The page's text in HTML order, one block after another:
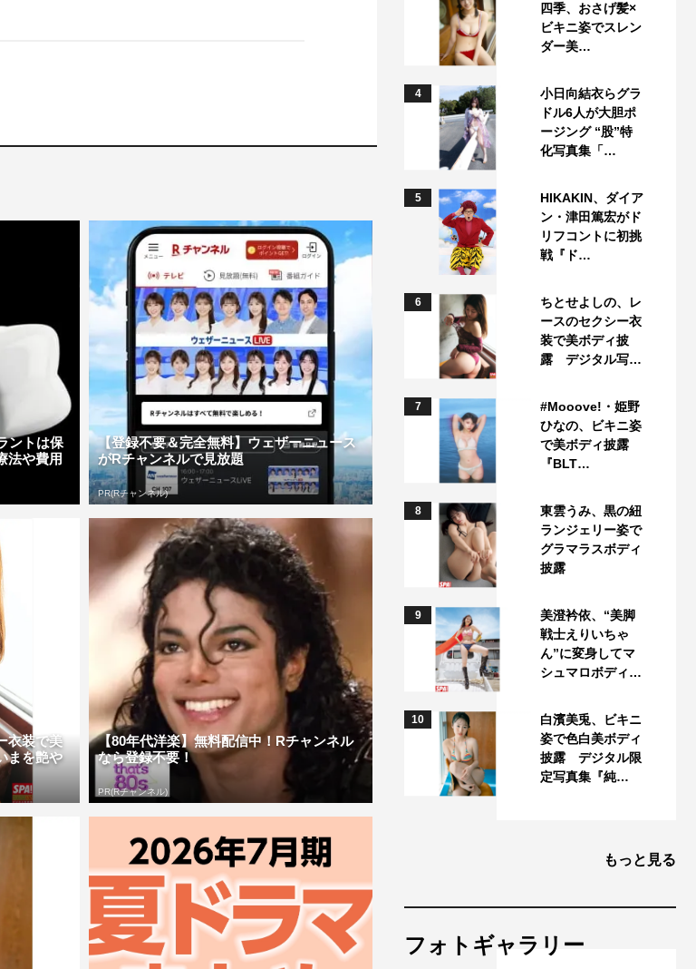
ントは保
法や費用
【登録不要＆完全無料】ウェザーニュース
がRチャンネルで見放題
PR(Rチャンネル)
衣装で美
まを艶や
【80年代洋楽】無料配信中！Rチャンネル
なら登録不要！
PR(Rチャンネル)
四季、おさげ髪×
ビキニ姿でスレン
ダー美…
4
小日向結衣らグラ
ドル6人が大胆ポ
ージング “股”特
化写真集「…
5
HIKAKIN、ダイア
ン・津田篤宏がド
リフコントに初挑
戦『ド…
6
ちとせよしの、レ
ースのセクシー衣
装で美ボディ披
露 デジタル写…
7
#Mooove!・姫野
ひなの、ビキニ姿
で美ボディ披露
『BLT…
8
東雲うみ、黒の紐
ランジェリー姿で
グラマラスボディ
披露
9
美澄衿依、“美脚
戦士えりいちゃ
ん”に変身してマ
シュマロボディ…
10
白濱美兎、ビキニ
姿で色白美ボディ
披露 デジタル限
定写真集『純…
もっと見る
フォトギャラリー